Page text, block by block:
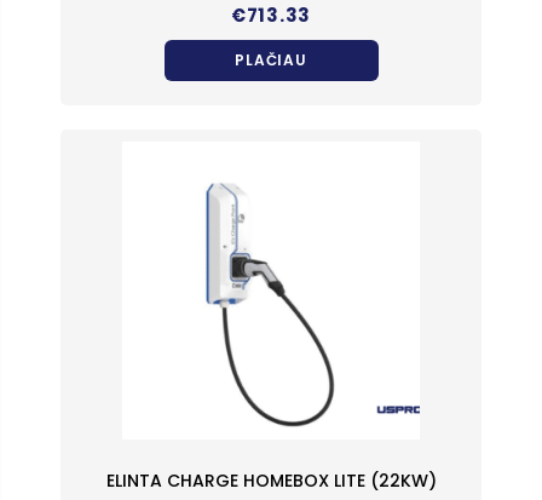
€713.33
PLAČIAU
ELINTA CHARGE HOMEBOX LITE (22KW)